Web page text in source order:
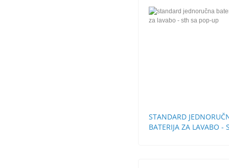
STANDARD
BATERIJA ZA LAVABO -